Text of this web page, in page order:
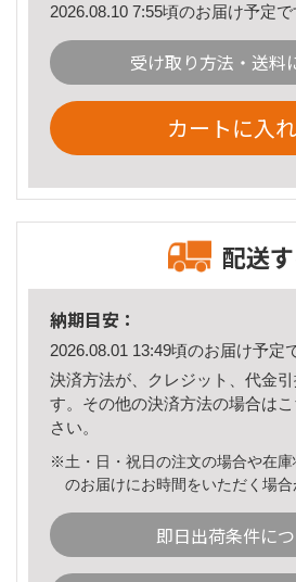
2026.08.10 7:55頃のお届け予定で
受け取り方法・送料
カートに入
配送
納期目安：
2026.08.01 13:49頃のお届け予定
決済方法が、クレジット、代金
す。その他の決済方法の場合は
さい。
※土・日・祝日の注文の場合や在
のお届けにお時間をいただく場合
即日出荷条件に